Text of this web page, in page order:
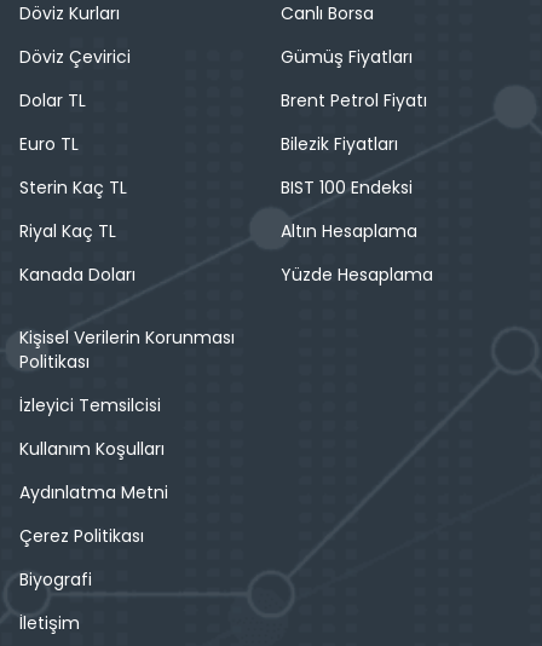
Döviz Kurları
Döviz Çevirici
Dolar TL
Euro TL
Sterin Kaç TL
Riyal Kaç TL
Kanada Doları
Canlı Borsa
Gümüş Fiyatları
Brent Petrol Fiyatı
Bilezik Fiyatları
BIST 100 Endeksi
Altın Hesaplama
Yüzde Hesaplama
Kişisel Verilerin Korunması
Politikası
İzleyici Temsilcisi
Kullanım Koşulları
Aydınlatma Metni
Çerez Politikası
Biyografi
İletişim